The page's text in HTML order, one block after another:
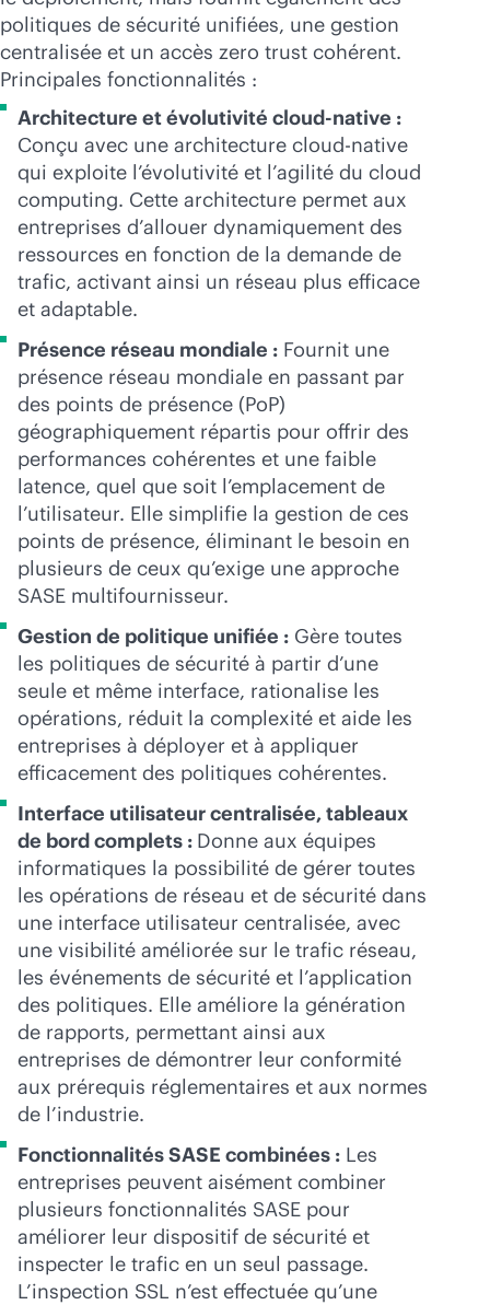
politiques de sécurité unifiées, une gestion
centralisée et un accès zero trust cohérent.
Principales fonctionnalités :
Architecture et évolutivité cloud-native :
Conçu avec une architecture cloud-native
qui exploite l’évolutivité et l’agilité du cloud
computing. Cette architecture permet aux
entreprises d’allouer dynamiquement des
ressources en fonction de la demande de
trafic, activant ainsi un réseau plus efficace
et adaptable.
Présence réseau mondiale : Fournit une
présence réseau mondiale en passant par
des points de présence (PoP)
géographiquement répartis pour offrir des
performances cohérentes et une faible
latence, quel que soit l’emplacement de
l’utilisateur. Elle simplifie la gestion de ces
points de présence, éliminant le besoin en
plusieurs de ceux qu’exige une approche
SASE multifournisseur.
Gestion de politique unifiée : Gère toutes
les politiques de sécurité à partir d’une
seule et même interface, rationalise les
opérations, réduit la complexité et aide les
entreprises à déployer et à appliquer
efficacement des politiques cohérentes.
Interface utilisateur centralisée, tableaux
de bord complets : Donne aux équipes
informatiques la possibilité de gérer toutes
les opérations de réseau et de sécurité dans
une interface utilisateur centralisée, avec
une visibilité améliorée sur le trafic réseau,
les événements de sécurité et l’application
des politiques. Elle améliore la génération
de rapports, permettant ainsi aux
entreprises de démontrer leur conformité
aux prérequis réglementaires et aux normes
de l’industrie.
Fonctionnalités SASE combinées : Les
entreprises peuvent aisément combiner
plusieurs fonctionnalités SASE pour
améliorer leur dispositif de sécurité et
inspecter le trafic en un seul passage.
L’inspection SSL n’est effectuée qu’une